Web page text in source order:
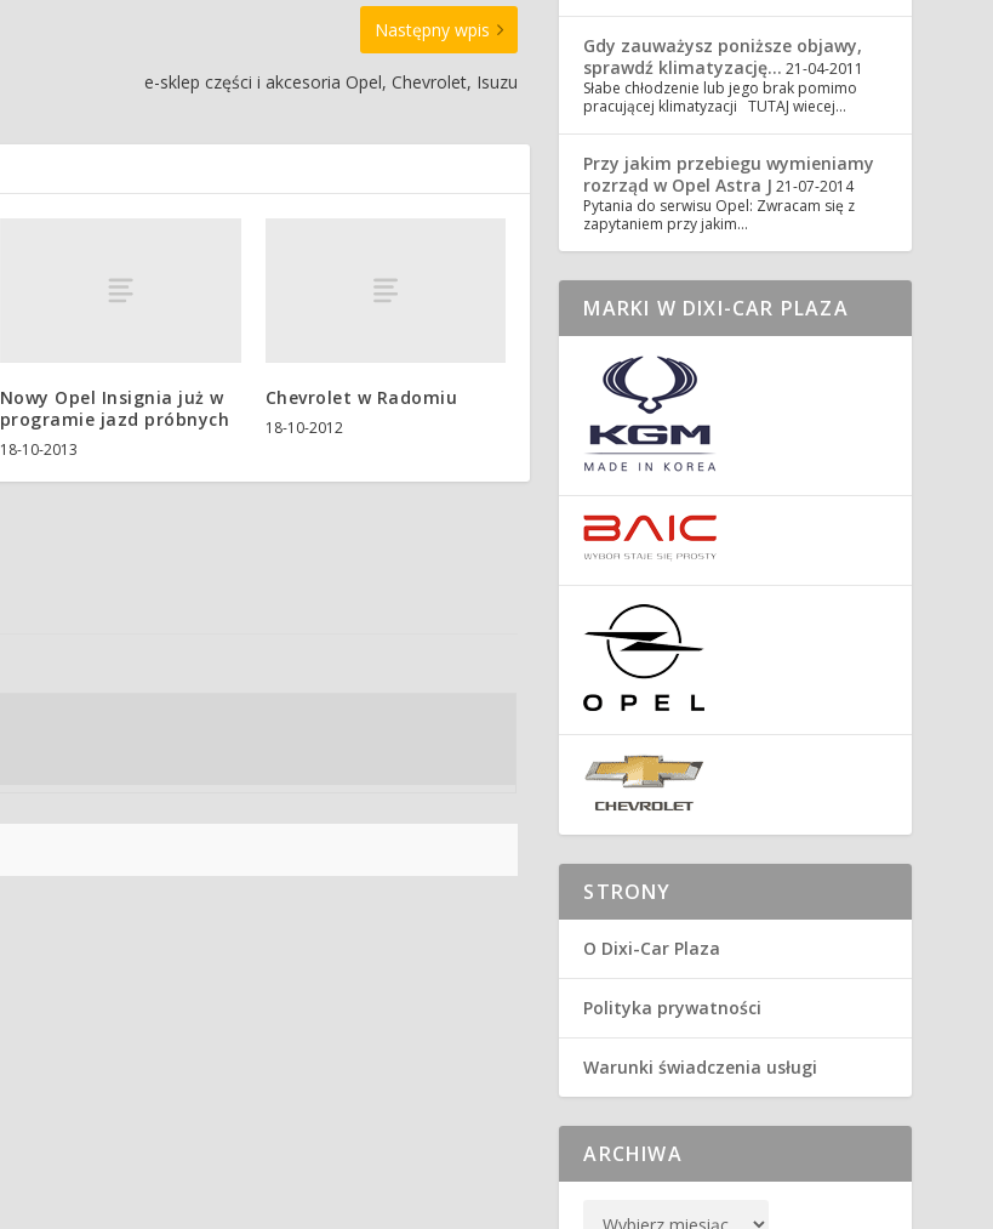
Następny wpis
e-sklep części i akcesoria Opel, Chevrolet, Isuzu
Nowy Opel Insignia już w
programie jazd próbnych
18-10-2013
Chevrolet w Radomiu
18-10-2012
Gdy zauważysz poniższe objawy,
sprawdź klimatyzację… 21-04-2011
Słabe chłodzenie lub jego brak pomimo
pracującej klimatyzacji TUTAJ wiecej…
Przy jakim przebiegu wymieniamy
rozrząd w Opel Astra J 21-07-2014
Pytania do serwisu Opel: Zwracam się z
zapytaniem przy jakim…
MARKI W DIXI-CAR PLAZA
STRONY
O Dixi-Car Plaza
Polityka prywatności
Warunki świadczenia usługi
ARCHIWA